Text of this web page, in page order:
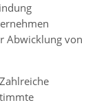
Abwicklung von